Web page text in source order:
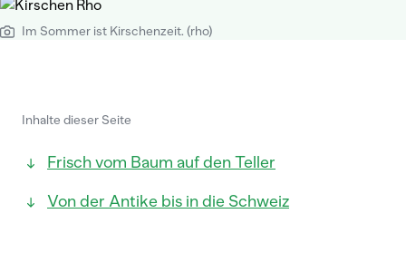
Im Sommer ist Kirschenzeit. (rho)
Inhalte dieser Seite
Frisch vom Baum auf den Teller
Von der Antike bis in die Schweiz